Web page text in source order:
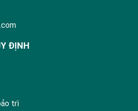
ĐỊNH
trì